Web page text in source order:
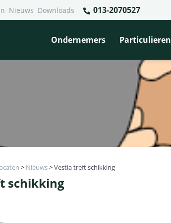
Nieuws Downloads 013-2070527
Ondernemers Particulieren
> Nieuws>Vestia treft schikking
schikking